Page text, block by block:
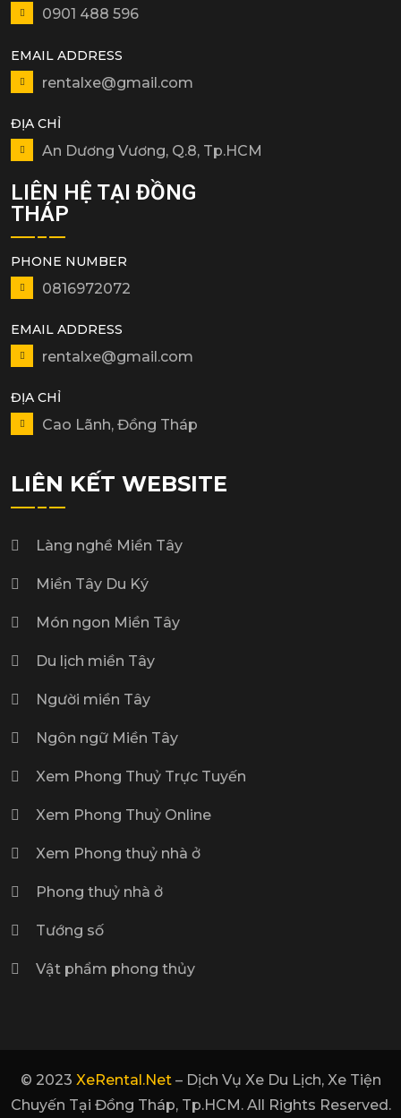
0901 488 596
EMAIL ADDRESS
rentalxe@gmail.com
ĐỊA CHỈ
An Dương Vương, Q.8, Tp.HCM
LIÊN HỆ TẠI ĐỒNG
THÁP
PHONE NUMBER
0816972072
EMAIL ADDRESS
rentalxe@gmail.com
ĐỊA CHỈ
Cao Lãnh, Đồng Tháp
LIÊN KẾT WEBSITE
Làng nghề Miền Tây
Miền Tây Du Ký
Món ngon Miền Tây
Du lịch miền Tây
Người miền Tây
Ngôn ngữ Miền Tây
Xem Phong Thuỷ Trực Tuyến
Xem Phong Thuỷ Online
Xem Phong thuỷ nhà ở
Phong thuỷ nhà ở
Tướng số
Vật phẩm phong thủy
© 2023 XeRental.net– Dịch Vụ Xe Du Lịch, Xe Tiện
Chuyến Tại Đồng Tháp, Tp.HCM. All Rights Reserved.